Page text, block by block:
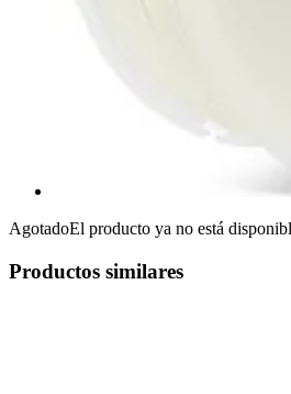
AgotadoEl producto ya no está
Productos similares